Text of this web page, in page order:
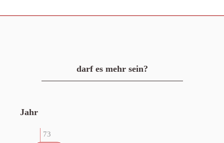
darf es mehr sein?
Jahr
73